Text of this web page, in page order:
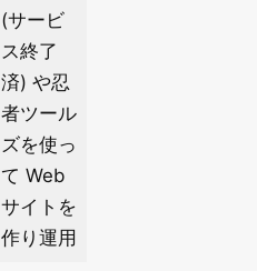
(サービ
ス終了
済) や忍
者ツール
ズを使っ
て Web
サイトを
作り運用